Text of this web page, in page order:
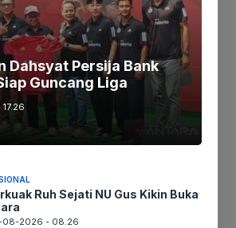
atau harus diedit baik
foto SilahkanLaporkan!
Dahsyat Persija Bank
Guncang Liga
Ruh Sejati NU Gus Kikin Buka
2026 - 08.26